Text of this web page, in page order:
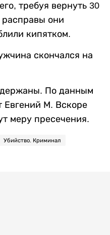
требуя вернуть 30
они
кипятком.
скончался на
По данным
Евгений М. Вскоре
меру пресечения.
Убийство. Криминал